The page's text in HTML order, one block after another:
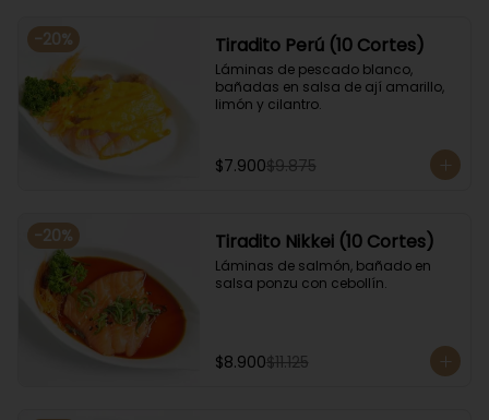
-20% Tiradito Perú (10 Cortes)
Láminas de pescado blanco,
bañadas en salsa de ají amarillo,
limón y cilantro.
$7.900$9.875
-20% Tiradito Nikkei (10 Cortes)
Láminas de salmón, bañado en
salsa ponzu con cebollín.
$8.900$11.125